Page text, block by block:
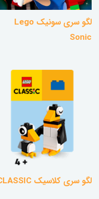
لگو سری سونیک Lego
Sonic
لگو سری کلاسیک CLASSIC